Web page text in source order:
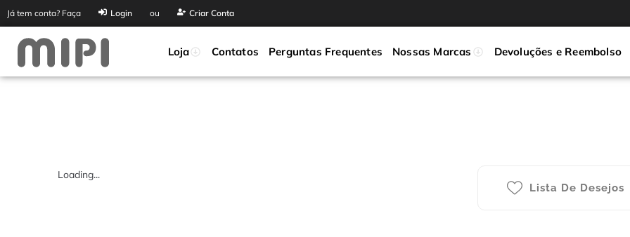
Já tem conta? Faça Login ou Criar Conta
Loja Contatos Perguntas Frequentes Nossas Marcas Devoluções e Reembolso
Loading...
Lista De Desejos